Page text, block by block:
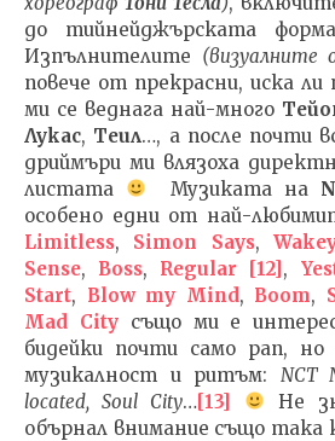
до тийнейджърската
Изпълнителите (визуалните
повече от прекрасни, иска
ми се веднага най-много
Лукас, Теил…, а после почти
дриймъри ми влязоха
листата
Музиката на
особено едни от най-
Limitless, Simon Says,
Sense, Boss, Regular [12],
Start, Blow my Mind, Boom,
Mad Cityсъщо ми е
бидейки почти само рап,
музикалност и ритъм: NCT
located, Soul City…[13]
Не
обърнал внимание също така